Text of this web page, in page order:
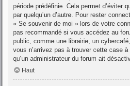
période prédéfinie. Cela permet d’éviter
par quelqu’un d’autre. Pour rester
« Se souvenir de moi » lors de votre
pas recommandé si vous accédez au
public, comme une librairie, un
vous n’arrivez pas à trouver cette case
qu’un administrateur du forum ait
Haut